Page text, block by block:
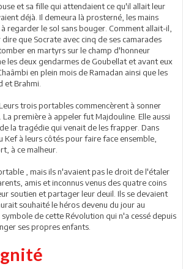
et sa fille qui attendaient ce qu'il allait leur
déjà. Il demeura là prosterné, les mains
regarder le sol sans bouger. Comment allait-il,
que Socrate avec cinq de ses camarades
en martyrs sur le champ d'honneur
les deux gendarmes de Goubellat et avant eux
en plein mois de Ramadan ainsi que les
et Brahmi.
trois portables commencèrent à sonner
première à appeler fut Majdouline. Elle aussi
la tragédie qui venait de les frapper. Dans
Kef à leurs côtés pour faire face ensemble,
à ce malheur.
, mais ils n'avaient pas le droit de l'étaler
amis et inconnus venus des quatre coins
soutien et partager leur deuil. Ils se devaient
souhaité le héros devenu du jour au
de cette Révolution qui n'a cessé depuis
ses propres enfants.